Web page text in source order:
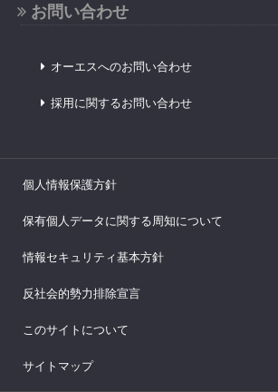
お問い合わせ
オーエスへのお問い合わせ
採用に関するお問い合わせ
個人情報保護方針
保有個人データに関する周知について
情報セキュリティ基本方針
反社会的勢力排除宣言
このサイトについて
サイトマップ